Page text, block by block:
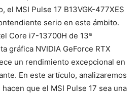
el MSI Pulse 17 B13VGK-477XES
serio en este ámbito.
Core i7-13700H de 13ª
gráfica NVIDIA GeForce RTX
un rendimiento excepcional en
En este artículo, analizaremos
que el MSI Pulse 17 sea una